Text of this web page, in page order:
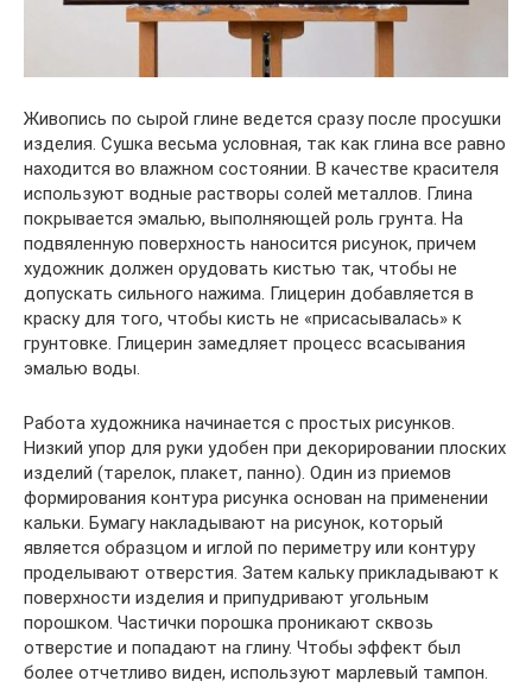
Живопись по сырой глине ведется сразу после просушки
изделия. Сушка весьма условная, так как глина все равно
находится во влажном состоянии. В качестве красителя
используют водные растворы солей металлов. Глина
покрывается эмалью, выполняющей роль грунта. На
подвяленную поверхность наносится рисунок, причем
художник должен орудовать кистью так, чтобы не
допускать сильного нажима. Глицерин добавляется в
краску для того, чтобы кисть не «присасывалась» к
грунтовке. Глицерин замедляет процесс всасывания
эмалью воды.
Работа художника начинается с простых рисунков.
Низкий упор для руки удобен при декорировании плоских
изделий (тарелок, плакет, панно). Один из приемов
формирования контура рисунка основан на применении
кальки. Бумагу накладывают на рисунок, который
является образцом и иглой по периметру или контуру
проделывают отверстия. Затем кальку прикладывают к
поверхности изделия и припудривают угольным
порошком. Частички порошка проникают сквозь
отверстие и попадают на глину. Чтобы эффект был
более отчетливо виден, используют марлевый тампон.